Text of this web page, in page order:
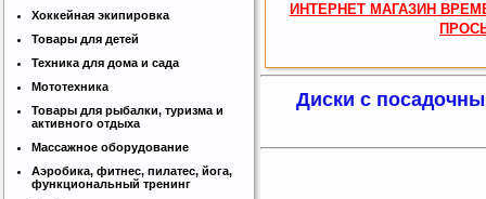
ИНТЕРНЕТ МАГАЗИН
Диски с
Хоккейная экипировка
Товары для детей
Техника для дома и сада
Мототехника
Товары для рыбалки, туризма и
активного отдыха
Массажное оборудование
Аэробика, фитнес, пилатес, йога,
функциональный тренинг